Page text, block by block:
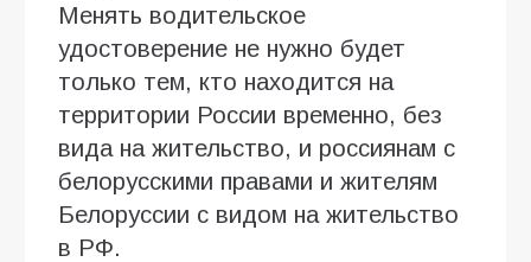
Менять водительское
удостоверение не нужно будет
только тем, кто находится на
территории России временно, без
вида на жительство, и россиянам с
белорусскими правами и жителям
Белоруссии с видом на жительство
в РФ.